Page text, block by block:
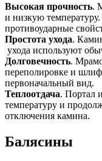
Высокая прочность.
и низкую
противоударные
Простота ухода.
ухода используют
Долговечность.
переполировке и
первоначальный вид.
Теплоотдача. Портал
температуру и
отключения камина.
Балясины